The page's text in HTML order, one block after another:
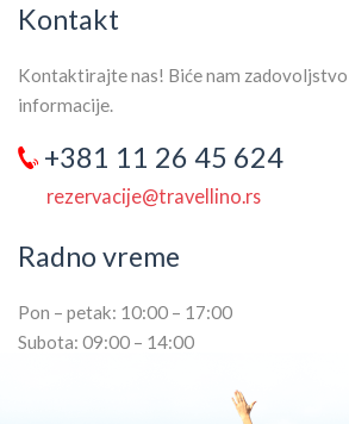
Kontakt
Kontaktirajte nas! Biće nam zadovoljstvo
informacije.
+381 11 26 45 624
rezervacije@travellino.rs
Radno vreme
Pon – petak: 10:00 – 17:00
Subota: 09:00 – 14:00